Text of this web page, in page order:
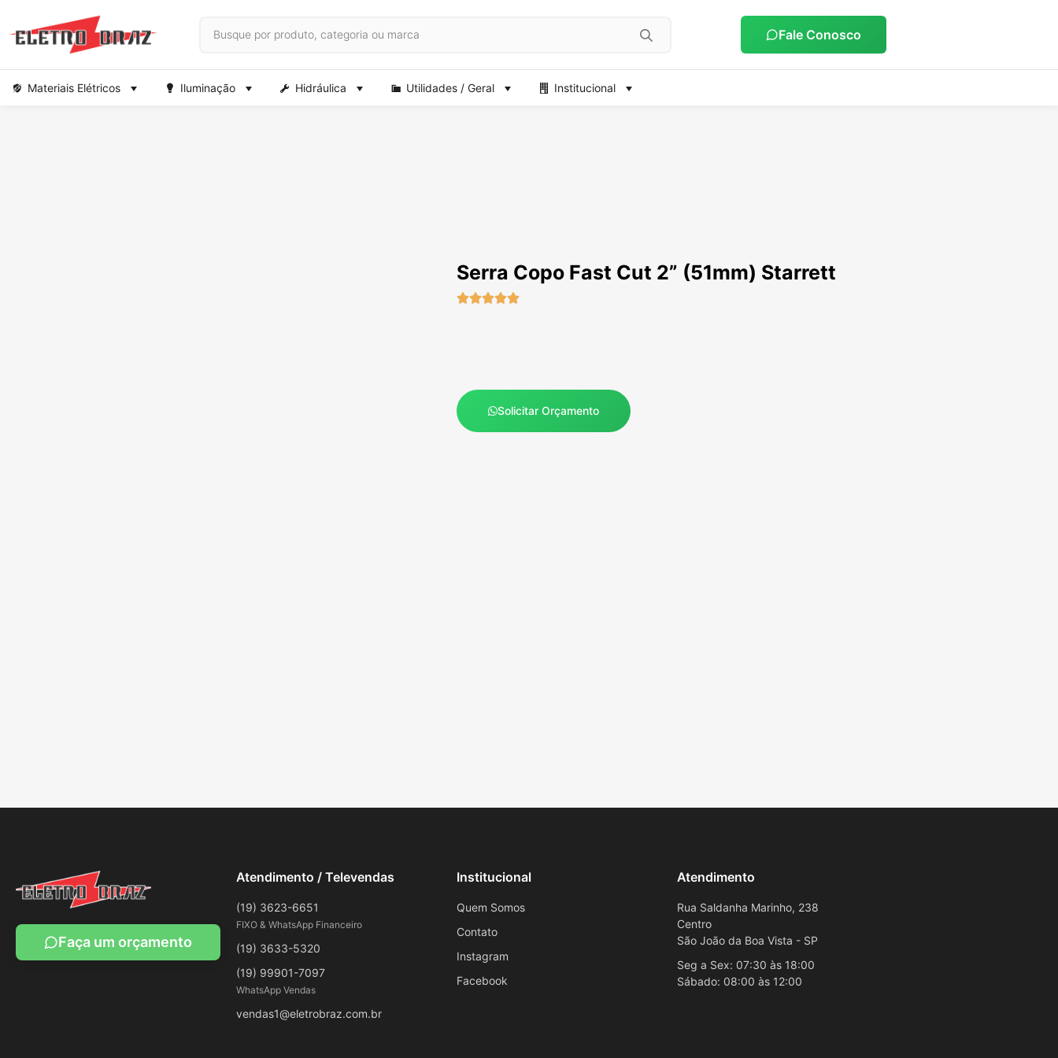
Fale Conosco
Materiais Elétricos Iluminação Hidráulica Utilidades / Geral Institucional
Serra Copo Fast Cut 2” (51mm) Starrett

Solicitar Orçamento
Faça um orçamento
Atendimento / Televendas
(19) 3623-6651
FIXO & WhatsApp Financeiro
(19) 3633-5320
(19) 99901-7097
WhatsApp Vendas
vendas1@eletrobraz.com.br
Institucional
Quem Somos
Contato
Instagram
Facebook
Atendimento
Rua Saldanha Marinho, 238
Centro
São João da Boa Vista - SP
Seg a Sex: 07:30 às 18:00
Sábado: 08:00 às 12:00